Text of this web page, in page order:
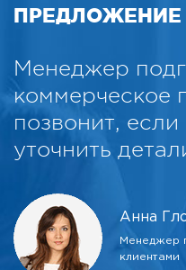
ПРЕДЛОЖЕНИЕ
Менеджер
коммерческое
позвонит,
уточнить
Анна
Менеджер
клиентами